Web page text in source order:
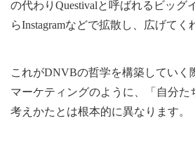
の代わりQuestivalと呼ばれるビッ
らInstagramなどで拡散し、広げてく
これがDNVBの哲学を構築してい
マーケティングのように、「自分
考えかたとは根本的に異なります。